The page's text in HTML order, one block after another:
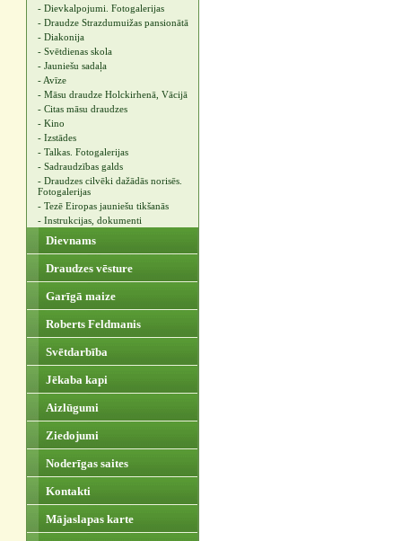
- Dievkalpojumi. Fotogalerijas
- Draudze Strazdumuižas pansionātā
- Diakonija
- Svētdienas skola
- Jauniešu sadaļa
- Avīze
- Māsu draudze Holckirhenā, Vācijā
- Citas māsu draudzes
- Kino
- Izstādes
- Talkas. Fotogalerijas
- Sadraudzības galds
- Draudzes cilvēki dažādās norisēs.
Fotogalerijas
- Tezē Eiropas jauniešu tikšanās
- Instrukcijas, dokumenti
Dievnams
Draudzes vēsture
Garīgā maize
Roberts Feldmanis
Svētdarbība
Jēkaba kapi
Aizlūgumi
Ziedojumi
Noderīgas saites
Kontakti
Mājaslapas karte